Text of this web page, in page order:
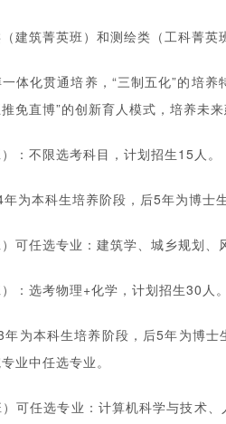
建筑菁英班）和测绘类（工科菁英
体化贯通培养，“三制五化”的培
免直博”的创新育人模式，培养未
：不限选考科目，计划招生15人。
年为本科生培养阶段，后5年为博
可任选专业：建筑学、城乡规划、
：选考物理+化学，计划招生30人
年为本科生培养阶段，后5年为博
业中任选专业。
可任选专业：计算机科学与技术